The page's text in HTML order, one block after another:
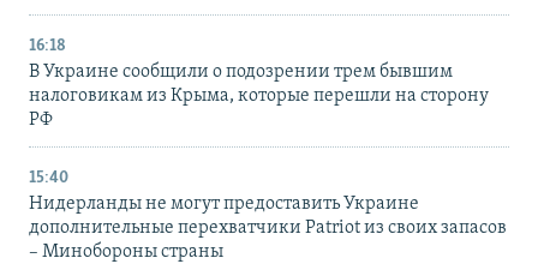
16:18
В Украине сообщили о подозрении трем бывшим
налоговикам из Крыма, которые перешли на сторону
РФ
15:40
Нидерланды не могут предоставить Украине
дополнительные перехватчики Patriot из своих запасов
– Минобороны страны